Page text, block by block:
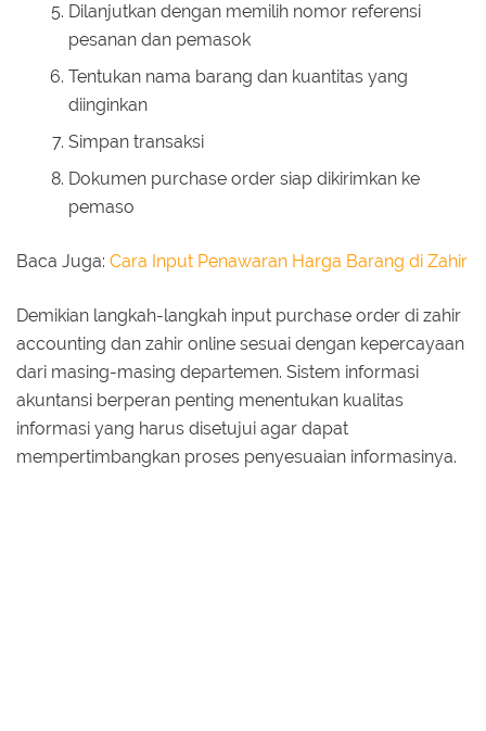
Dilanjutkan dengan memilih nomor referensi
pesanan dan pemasok
Tentukan nama barang dan kuantitas yang
diinginkan
Simpan transaksi
Dokumen purchase order siap dikirimkan ke
pemaso
Baca Juga: Cara Input Penawaran Harga Barang di Zahir
Demikian langkah-langkah input purchase order di zahir
accounting dan zahir online sesuai dengan kepercayaan
dari masing-masing departemen. Sistem informasi
akuntansi berperan penting menentukan kualitas
informasi yang harus disetujui agar dapat
mempertimbangkan proses penyesuaian informasinya.